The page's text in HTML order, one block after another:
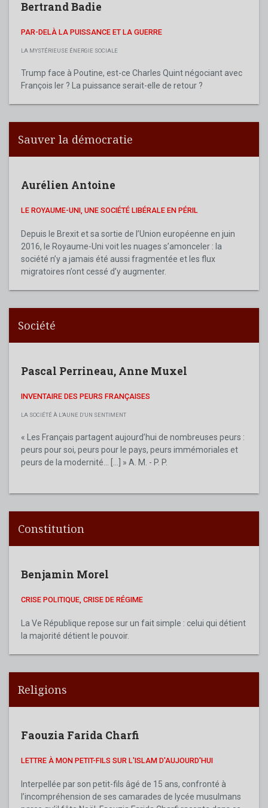
Bertrand Badie
PAR-DELÀ LA PUISSANCE ET LA GUERRE
LA MYSTÉRIEUSE ÉNERGIE SOCIALE
Trump face à Poutine, est-ce Charles Quint négociant avec
François Ier ? La puissance serait-elle de retour ?
Sauver la démocratie
Aurélien Antoine
LE ROYAUME-UNI, UNE SOCIÉTÉ LIBÉRALE EN PÉRIL
Depuis le Brexit et sa sortie de l’Union européenne en juin
2016, le Royaume-Uni voit les nuages s’amonceler : la
société n’y a jamais été aussi fragmentée et les flux
migratoires n’ont cessé d’y augmenter.
Société
Pascal Perrineau, Anne Muxel
INVENTAIRE DES PEURS FRANÇAISES
LA SOCIÉTÉ À L’AUNE D’UN SENTIMENT
« Les Français partagent aujourd’hui de nombreuses peurs :
peurs pour soi, peurs pour le pays, peurs immémoriales et
peurs de la modernité... [...] » A. M. - P. P.
Constitution
Benjamin Morel
CRISE POLITIQUE, CRISE DE RÉGIME
La Ve République repose sur un fait simple : celui qui détient
la majorité détient le pouvoir.
Religions
Faouzia Farida Charfi
LETTRE À MON PETIT-FILS SUR L'ISLAM D'AUJOURD'HUI
Interpellée par son petit-fils âgé de 15 ans, confronté à
l’incompréhension de ses camarades de lycée musulmans